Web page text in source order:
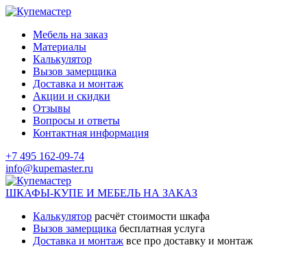
Мебель на заказ
Материалы
Калькулятор
Вызов замерщика
Доставка и монтаж
Акции и скидки
Отзывы
Вопросы и ответы
Контактная информация
+7 495 162-09-74
info@kupemaster.ru
ШКАФЫ-КУПЕ И МЕБЕЛЬ НА ЗАКАЗ
Калькулятор расчёт стоимости шкафа
Вызов замерщика бесплатная услуга
Доставка и монтаж все про доставку и монтаж